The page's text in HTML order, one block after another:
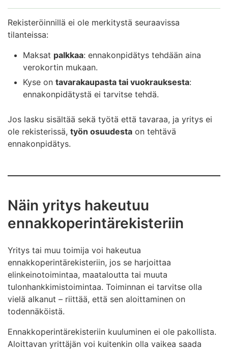
Työn tehnyt yritys hoitaa itse verojen maksun.
Kotitalous tai kuolinpesä voi saada
Lue lisää kotitalousvähennyksestä.
Jos yritys ei ole ennakkoperintärekisterissä,
asiakkaan pitää tehdä ennakonpidätys siitä
palvelusta.
Ennakonpidätys lasketaan laskun loppusummasta,
josta on vähennetty arvonlisävero.
Yhteisöt ja yhtymät (esim. osakeyhtiö, yhdistys,
avoin yhtiö): 13 %.
Liikkeen- tai ammatinharjoittajat ja muut
mukainen prosentti. Jos henkilö ei ole esittänyt
Lue ohjeet ennakonpidätyksen tekemisestä ja
maksamisesta: Työnantajan velvollisuudet -
Rekisteröinnillä ei ole merkitystä seuraavissa
tilanteissa:
Maksat palkkaa: ennakonpidätys tehdään aina
verokortin mukaan.
Kyse on tavarakaupasta tai vuokrauksesta:
ennakonpidätystä ei tarvitse tehdä.
Jos lasku sisältää sekä työtä että tavaraa, ja yritys ei
ole rekisterissä, työn osuudesta on tehtävä
ennakonpidätys.
Näin yritys hakeutuu
ennakkoperintärekisteriin
Yritys tai muu toimija voi hakeutua
ennakkoperintärekisteriin, jos se harjoittaa
elinkeinotoimintaa, maataloutta tai muuta
tulonhankkimistoimintaa. Toiminnan ei tarvitse olla
vielä alkanut – riittää, että sen aloittaminen on
todennäköistä.
Ennakkoperintärekisteriin kuuluminen ei ole pakollista.
Aloittavan yrittäjän voi kuitenkin olla vaikea saada